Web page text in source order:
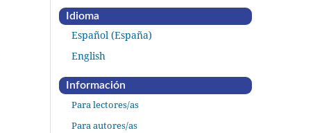
Idioma
Español (España)
English
Información
Para lectores/as
Para autores/as